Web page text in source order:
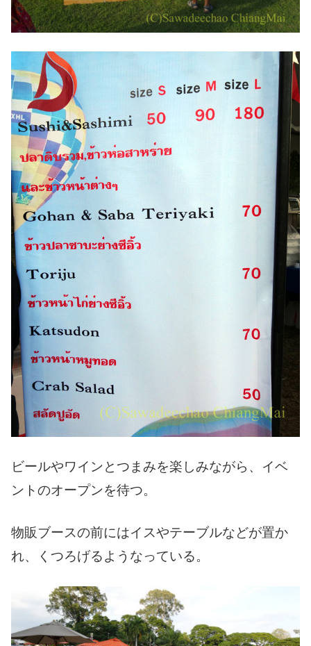
ビールやワインとつまみを楽しみながら、イベ
ントのオープンを待つ。
物販ブースの前にはイスやテーブルなどが置か
れ、くつろげるようなっている。